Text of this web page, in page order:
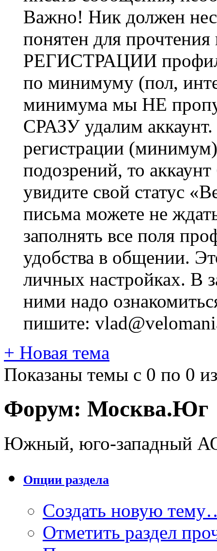
Важно! Ник должен
понятен для
РЕГИСТРАЦИИ профиль
по минимуму (пол,
минимума мы НЕ
СРАЗУ удалим
регистрации
подозрений, то
увидите свой статус
письма можете не
заполнять все поля
удобства в общении.
личных настройках. В
ними надо
пишите:
+ Новая тема
Показаны темы с 0 по 0
Форум: Москва.Юг
Южный, юго-западный
Опции раздела
Создать новую
Отметить раздел